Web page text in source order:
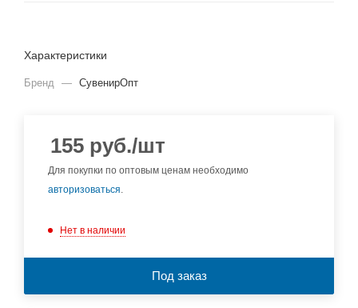
Характеристики
Бренд — СувенирОпт
155 руб./шт
Для покупки по оптовым ценам необходимо
авторизоваться.
Нет в наличии
Под заказ